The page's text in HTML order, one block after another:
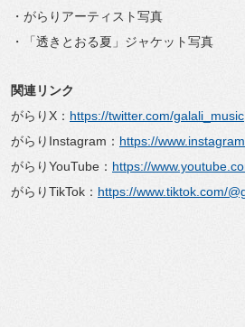
・がらりアーティスト写真
・「透きとおる夏」ジャケット写真
関連リンク
がらりX： https://twitter.com/galali_music
がらりInstagram： https://
がらりYouTube： https://
がらりTikTok： https://www.tiktok.com/